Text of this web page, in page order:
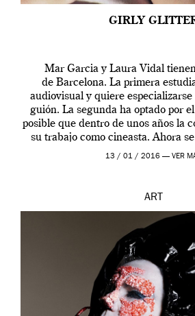
GIRLY
Mar Garcia y Laura Vidal
de Barcelona. La primera
audiovisual y quiere
guión. La segunda ha optado por
posible que dentro de unos años la
su trabajo como cineasta. Ahora
contarnos una
13 / 01 / 2016 — VER
ART